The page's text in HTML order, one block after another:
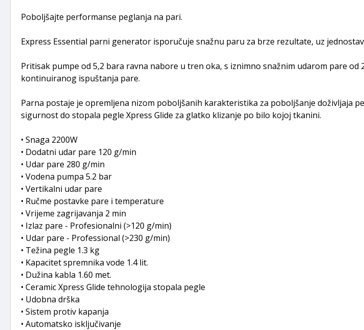
Poboljšajte performanse peglanja na pari.
Express Essential parni generator isporučuje snažnu paru za brze rezultate, uz
Pritisak pumpe od 5,2 bara ravna nabore u tren oka, s iznimno snažnim udarom pare
kontinuiranog ispuštanja pare.
Parna postaje je opremljena nizom poboljšanih karakteristika za poboljšanje doživljaja
sigurnost do stopala pegle Xpress Glide za glatko klizanje po bilo kojoj tkanini.
• Snaga 2200W
• Dodatni udar pare 120 g/min
• Udar pare 280 g/min
• Vodena pumpa 5.2 bar
• Vertikalni udar pare
• Ručme postavke pare i temperature
• Vrijeme zagrijavanja 2 min
• Izlaz pare - Profesionalni (>120 g/min)
• Udar pare - Professional (>230 g/min)
• Težina pegle 1.3 kg
• Kapacitet spremnika vode 1.4 lit.
• Dužina kabla 1.60 met.
• Ceramic Xpress Glide tehnologija stopala pegle
• Udobna drška
• Sistem protiv kapanja
• Automatsko isključivanje